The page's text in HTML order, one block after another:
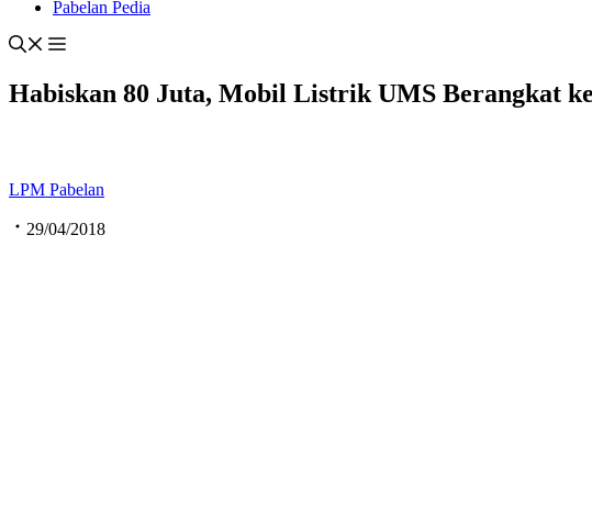
Pabelan Pedia
Habiskan 80 Juta, Mobil Listrik UMS Berangkat
LPM Pabelan
29/04/2018